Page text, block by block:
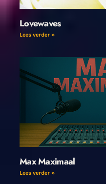
Lovewaves
Lees verder »
Max Maximaal
Lees verder »